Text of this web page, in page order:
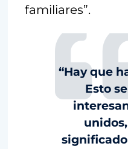
familiares”.
“Hay que
Esto